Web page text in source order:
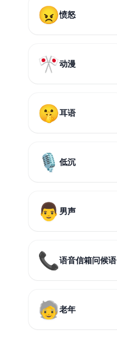
😠愤怒
🎌动漫
🤫耳语
🎙️ 低沉
👨 男声
📞语音信箱问候语
🧓老年